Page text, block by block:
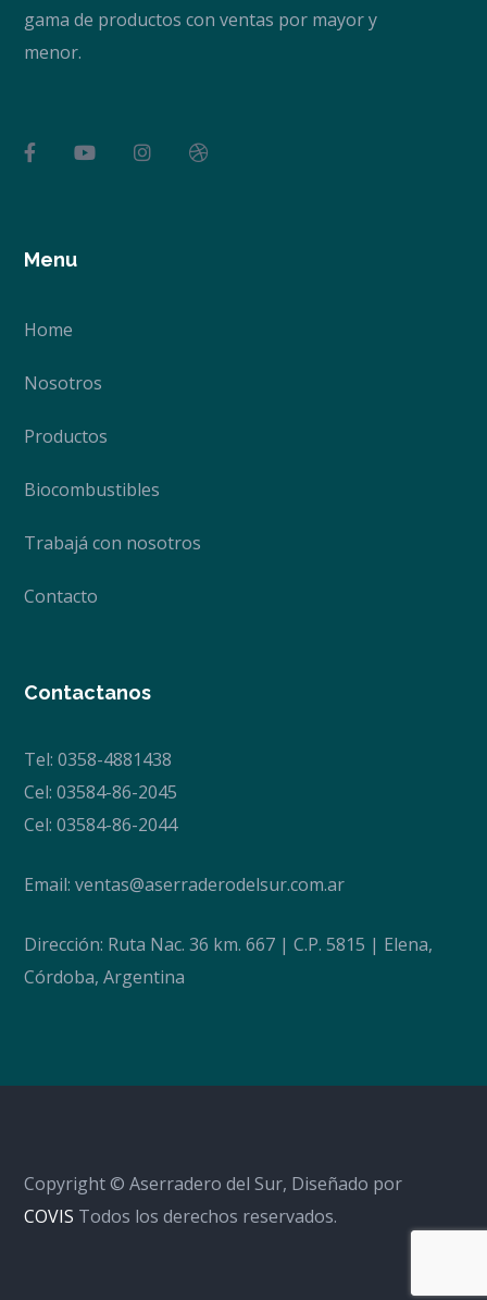
gama de productos con ventas por mayor y
menor.
Menu
Home
Nosotros
Productos
Biocombustibles
Trabajá con nosotros
Contacto
Contactanos
Tel: 0358-4881438
Cel: 03584-86-2045
Cel: 03584-86-2044
Email:ventas@aserraderodelsur.com.ar
Dirección: Ruta Nac. 36 km. 667 | C.P. 5815 | Elena,
Córdoba, Argentina
Copyright © Aserradero del Sur, Diseñado por
COVIS Todos los derechos reservados.